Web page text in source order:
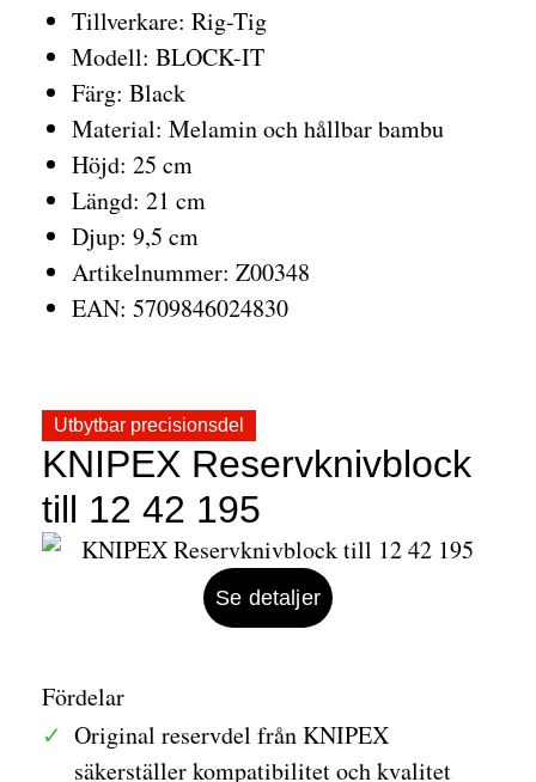
Tillverkare: Rig-Tig
Modell: BLOCK-IT
Färg: Black
Material: Melamin och hållbar bambu
Höjd: 25 cm
Längd: 21 cm
Djup: 9,5 cm
Artikelnummer: Z00348
EAN: 5709846024830
Utbytbar precisionsdel
KNIPEX Reservknivblock
till 12 42 195
Fördelar
Original reservdel från KNIPEX
säkerställer kompatibilitet och kvalitet
Se detaljer